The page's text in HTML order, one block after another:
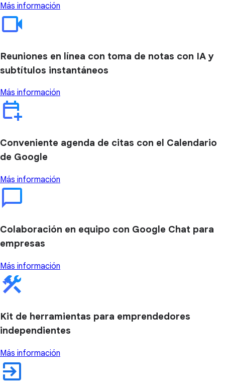
Más información
Reuniones en línea con toma de notas con IA y
subtítulos instantáneos
Más información
Conveniente agenda de citas con el Calendario
de Google
Más información
Colaboración en equipo con Google Chat para
empresas
Más información
Kit de herramientas para emprendedores
independientes
Más información